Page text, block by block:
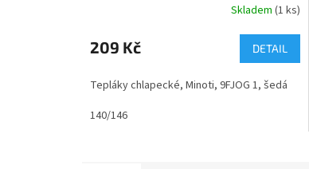
A
Skladem (1 ks)
209 Kč DETAIL
Tepláky chlapecké, Minoti, 9FJOG 1, šedá
140/146